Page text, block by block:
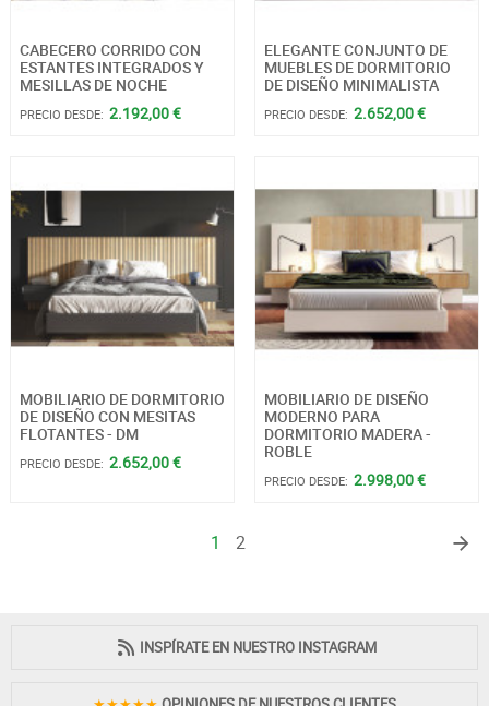
CABECERO CORRIDO CON
ESTANTES INTEGRADOS Y
MESILLAS DE NOCHE
PRECIO DESDE: 2.192,00 €
ELEGANTE CONJUNTO DE
MUEBLES DE DORMITORIO
DE DISEÑO MINIMALISTA
PRECIO DESDE: 2.652,00 €
MOBILIARIO DE DORMITORIO
DE DISEÑO CON MESITAS
FLOTANTES - DM
PRECIO DESDE: 2.652,00 €
MOBILIARIO DE DISEÑO
MODERNO PARA
DORMITORIO MADERA -
ROBLE
PRECIO DESDE: 2.998,00 €
1 2
INSPÍRATE EN NUESTRO INSTAGRAM